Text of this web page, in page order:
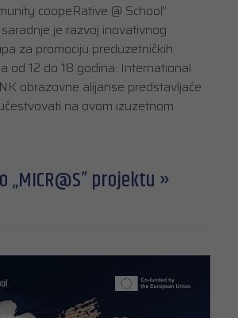
coopeRative @ School”
je razvoj inovativnog
za promociju preduzetničkih
od 12 do 18 godina. International
obrazovne alijanse predstavljaće
na ovom izuzetnom
„MICR@S” projektu »